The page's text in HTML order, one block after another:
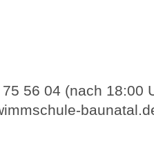
56 04 (nach 18:00